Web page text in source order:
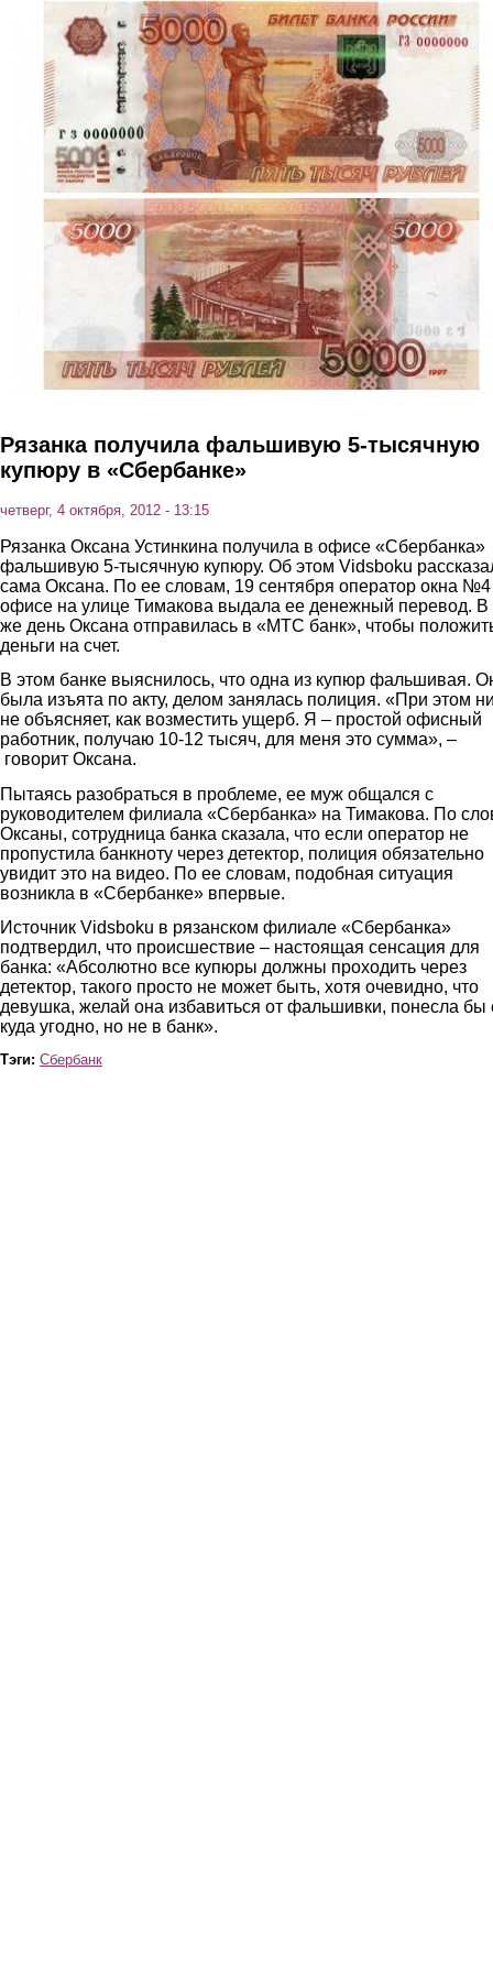
Перейти к основному содержанию
Рязанка получила фальшивую 5-тысячную
купюру в «Сбербанке»
четверг, 4 октября, 2012 - 13:15
Рязанка Оксана Устинкина получила в офисе «Сбербанка»
фальшивую 5-тысячную купюру. Об этом Vidsboku
сама Оксана. По ее словам, 19 сентября оператор окна
офисе на улице Тимакова выдала ее денежный перевод. В
же день Оксана отправилась в «МТС банк», чтобы
деньги на счет.
В этом банке выяснилось, что одна из купюр фальшивая.
была изъята по акту, делом занялась полиция. «При этом
не объясняет, как возместить ущерб. Я – простой офисный
работник, получаю 10-12 тысяч, для меня это сумма», –
говорит Оксана.
Пытаясь разобраться в проблеме, ее муж общался с
руководителем филиала «Сбербанка» на Тимакова. По
Оксаны, сотрудница банка сказала, что если оператор не
пропустила банкноту через детектор, полиция обязательно
увидит это на видео. По ее словам, подобная ситуация
возникла в «Сбербанке» впервые.
Источник Vidsboku в рязанском филиале «Сбербанка»
подтвердил, что происшествие – настоящая сенсация для
банка: «Абсолютно все купюры должны проходить через
детектор, такого просто не может быть, хотя очевидно, что
девушка, желай она избавиться от фальшивки, понесла бы
куда угодно, но не в банк».
Тэги: Сбербанк